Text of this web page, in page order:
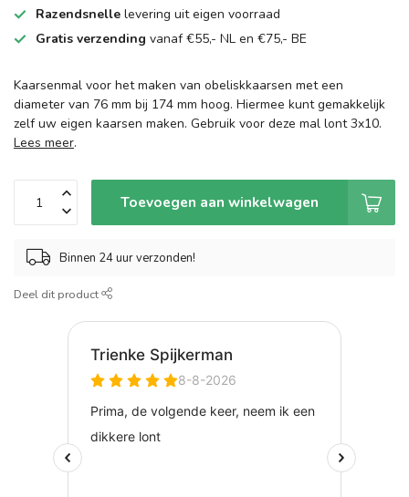
Razendsnelle levering uit eigen voorraad
Gratis verzending vanaf €55,- NL en €75,- BE
Kaarsenmal voor het maken van obeliskkaarsen met een
diameter van 76 mm bij 174 mm hoog. Hiermee kunt gemakkelijk
zelf uw eigen kaarsen maken. Gebruik voor deze mal lont 3x10.
Lees meer.
Toevoegen aan winkelwagen
Binnen 24 uur verzonden!
Deel dit product